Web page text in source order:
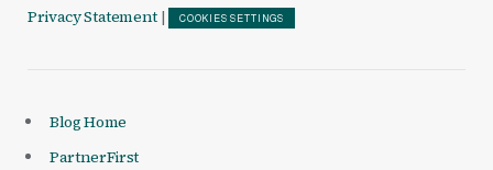
Privacy Statement | COOKIES SETTINGS
Blog Home
PartnerFirst